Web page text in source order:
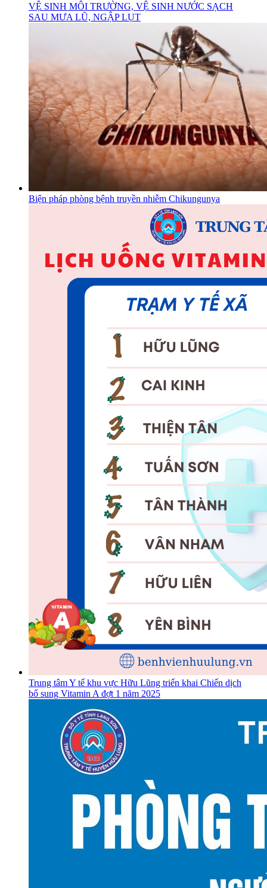
VỆ SINH MÔI TRƯỜNG, VỆ SINH NƯỚC SẠCH
SAU MƯA LŨ, NGẬP LỤT
Biện pháp phòng bệnh truyền nhiễm Chikungunya
Trung tâm Y tế khu vực Hữu Lũng triển khai Chiến dịch
bổ sung Vitamin A đợt 1 năm 2025